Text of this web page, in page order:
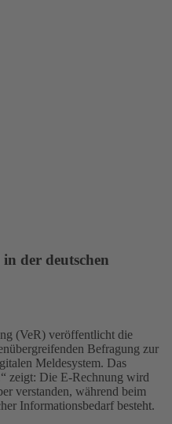
der deutschen
(VeR) veröffentlicht die
Befragung zur
Meldesystem. Das
zeigt: Die E-Rechnung wird
verstanden, während beim
Informationsbedarf besteht.